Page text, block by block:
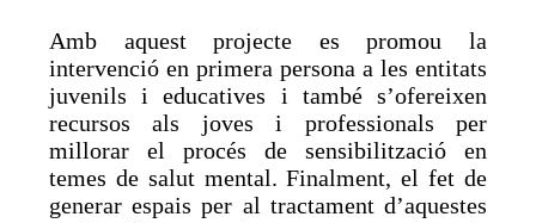
Amb aquest projecte es promou la
intervenció en primera persona a les entitats
juvenils i educatives i també s’ofereixen
recursos als joves i professionals per
millorar el procés de sensibilització en
temes de salut mental. Finalment, el fet de
generar espais per al tractament d’aquestes